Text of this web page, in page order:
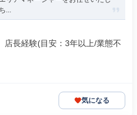
...
店長経験(目安：3年以上/業態不
気になる